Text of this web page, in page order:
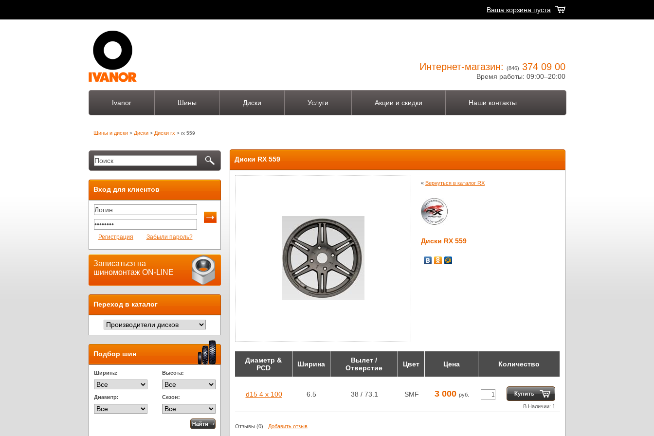
Ваша корзина пуста
Интернет-магазин: (846) 374 09 00
Время работы: 09:00–20:00
Ivanor Шины Диски Услуги Акции и скидки Наши контакты
Шины и диски > Диски > Диски rx > rx 559
Вход для клиентов
Регистрация Забыли пароль?
Записаться на
шиномонтаж ON-LINE
Переход в каталог
Подбор шин
Ширина: Высота:
Диаметр: Сезон:
Диски RX 559
« Вернуться в каталог RX
Диски RX 559
Диаметр &
PCD
Ширина
Вылет /
Отверстие
Цвет Цена Количество
d15 4 x 100 6.5 38 / 73.1 SMF 3 000 руб.
В Наличии: 1
Отзывы (0) Добавить отзыв